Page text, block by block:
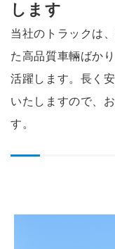
します
当社のトラックは
た高品質車輛ばか
活躍します。長く
いたしますので、
す。